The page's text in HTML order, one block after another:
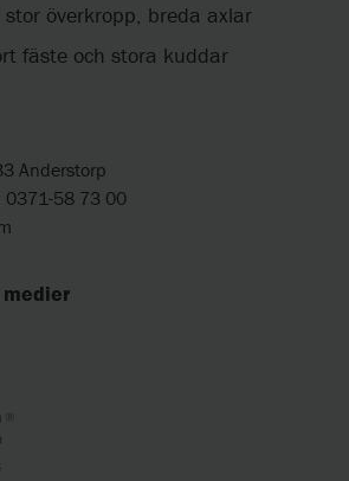
överkropp, breda axlar
fäste och stora kuddar
Anderstorp
0371-58 73 00